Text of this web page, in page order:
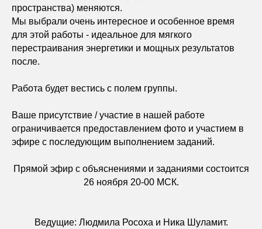
пространства) меняются.
Мы выбрали очень интересное и особенное время
для этой работы - идеальное для мягкого
перестраивания энергетики и мощных результатов
после.
Работа будет вестись с полем группы.
Ваше присутствие / участие в нашей работе
ограничивается предоставлением фото и участием в
эфире с последующим выполнением заданий.
Прямой эфир с объяснениями и заданиями состоится
26 ноября 20-00 МСК.
Ведущие: Людмила Росоха и Ника Шуламит.